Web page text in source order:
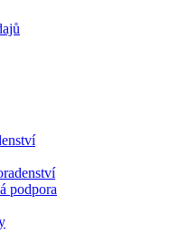
podpora